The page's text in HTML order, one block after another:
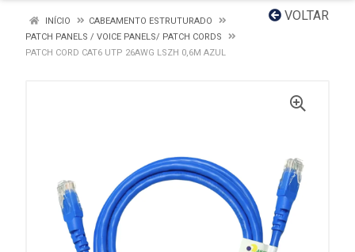
VOLTAR
INÍCIO
CABEAMENTO ESTRUTURADO
PATCH PANELS / VOICE PANELS/ PATCH CORDS
PATCH CORD CAT6 UTP 26AWG LSZH 0,6M AZUL